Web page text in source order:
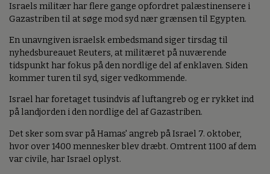
Israels militær har flere gange opfordret palæstinensere i
Gazastriben til at søge mod syd nær grænsen til Egypten.
En unavngiven israelsk embedsmand siger tirsdag til
nyhedsbureauet Reuters, at militæret på nuværende
tidspunkt har fokus på den nordlige del af enklaven. Siden
kommer turen til syd, siger vedkommende.
Israel har foretaget tusindvis af luftangreb og er rykket ind
på landjorden i den nordlige del af Gazastriben.
Det sker som svar på Hamas' angreb på Israel 7. oktober,
hvor over 1400 mennesker blev dræbt. Omtrent 1100 af dem
var civile, har Israel oplyst.